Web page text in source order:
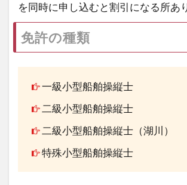
を同時に申し込むと割引になる所あ
免許の種類
一級小型船舶操縦士
二級小型船舶操縦士
二級小型船舶操縦士（湖川）
特殊小型船舶操縦士